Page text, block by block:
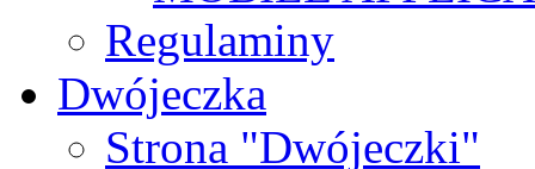
Regulaminy
Dwójeczka
Strona "Dwójeczki"